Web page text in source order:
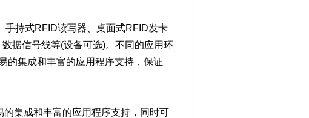
手持式RFID读写器、桌面式RFID发卡
据信号线等(设备可选)。不同的应用环
的集成和丰富的应用程序支持，保证
集成和丰富的应用程序支持，同时可